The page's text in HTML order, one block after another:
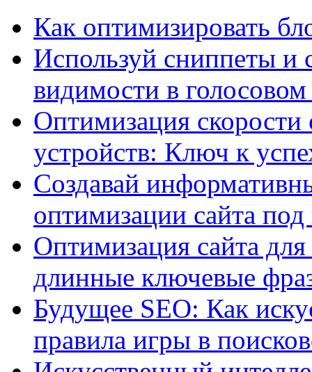
Как оптимизировать
Используй сниппеты и
видимости в
Оптимизация
устройств: Ключ к
Создавай
оптимизации сайта
Оптимизация сайта
длинные ключевые
Будущее SEO: Как
правила игры в